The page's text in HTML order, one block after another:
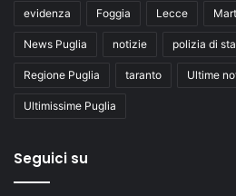
evidenza Foggia Lecce
News Puglia notizie polizia di
Regione Puglia taranto Ultime
Ultimissime Puglia
Seguici su